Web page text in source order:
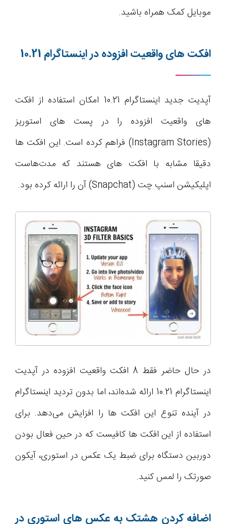
موبایل کمک همراه باشید.
افکت های واقعیت افزوده در اینستاگرام 10.21
آپدیت جدید اینستاگرام 10.21 امکان استفاده از افکت
های واقعیت افزوده را در پست های استوریز
(Instagram Stories) فراهم کرده است. این افکت ها
دقیقا مشابه با افکت های هستند که مدت‌هاست
اپلیکیشن اسنپ چت (Snapchat) آن را ارائه کرده بود.
در حال حاضر فقط 8 افکت واقعیت افزوده در آپدیت
اینستاگرام 10.21 ارائه شده‌اند، اما بدون تردید اینستاگرام
در آینده تنوع این افکت ها را افزایش می‌دهد. برای
استفاده از این افکت ها کافیست که در حین فعال بودن
دوربین دستگاه برای ضبط یک عکس در استوری، آیکون
صورتک را لمس کنید.
اضافه کردن هشتک به عکس های استوری در